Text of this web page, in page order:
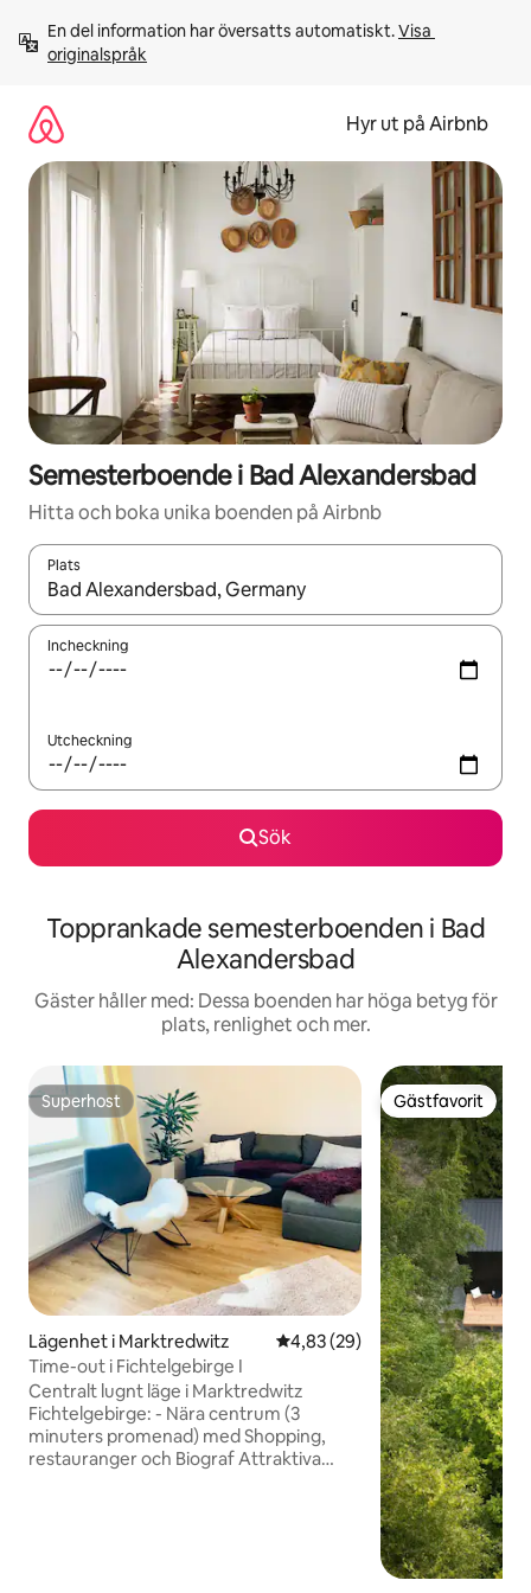
innehåll
En del information har översatts automatiskt. Visa
originalspråk
Hyr ut på Airbnb
Semesterboende i Bad Alexandersbad
Hitta och boka unika boenden på Airbnb
Plats
När resultaten är tillgängliga kan du navigera med upp- och
Incheckning
Utcheckning
Sök
Topprankade semesterboenden i Bad
Alexandersbad
Gäster håller med: Dessa boenden har höga betyg för
plats, renlighet och mer.
Superhost
Superhost
Lägenhet i Marktredwitz 4,83 av 5 i genomsnittligt
4,83 (29)
Time-out i Fichtelgebirge I
Centralt lugnt läge i Marktredwitz
Fichtelgebirge: - Nära centrum (3
minuters promenad) med Shopping,
restauranger och Biograf Attraktiva
Gästfavorit
Gästfavorit